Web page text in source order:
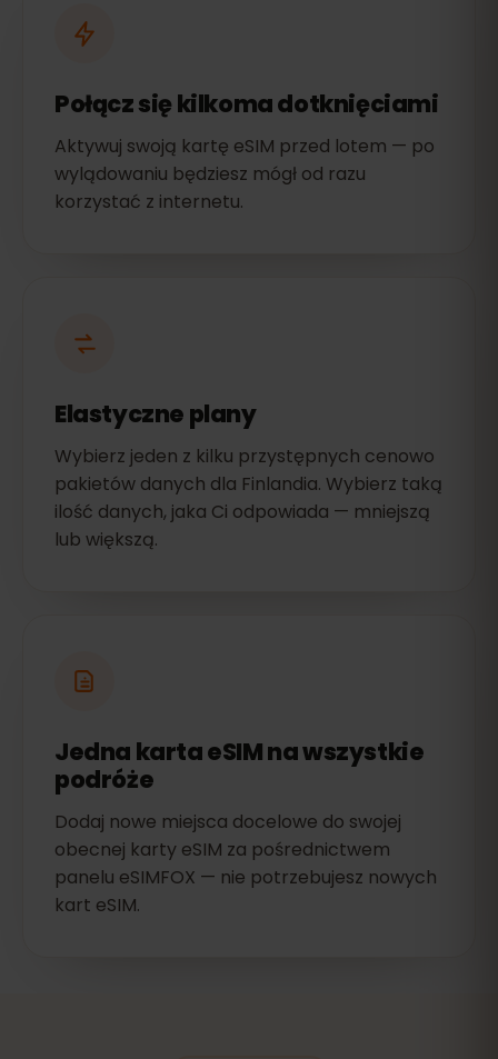
Połącz się kilkoma dotknięciami
Aktywuj swoją kartę eSIM przed lotem — po
wylądowaniu będziesz mógł od razu
korzystać z internetu.
Elastyczne plany
Wybierz jeden z kilku przystępnych cenowo
pakietów danych dla Finlandia. Wybierz taką
ilość danych, jaka Ci odpowiada — mniejszą
lub większą.
Jedna karta eSIM na wszystkie
podróże
Dodaj nowe miejsca docelowe do swojej
obecnej karty eSIM za pośrednictwem
panelu eSIMFOX — nie potrzebujesz nowych
kart eSIM.